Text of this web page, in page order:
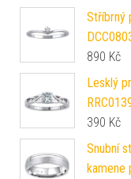
Stříbrný
890 Kč
Lesklý
390 Kč
Snubní
kamene